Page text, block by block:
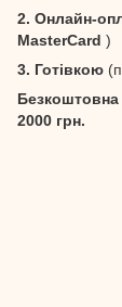
2. Онлайн-
MasterCard )
3. Готівкою
2000 грн.